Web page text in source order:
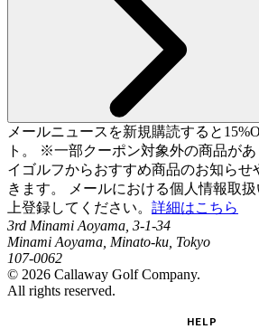
メールニュースを新規購読すると
ト。 ※一部クーポン対象外の商品が
イゴルフからおすすめ商品のお知らせ
きます。 メールにおける個人情報取
上登録してください。 詳細はこちら
3rd Minami Aoyama, 3-1-34
Minami Aoyama, Minato-ku, Tokyo
107-0062
© 2026 Callaway Golf Company.
All rights reserved.
HELP